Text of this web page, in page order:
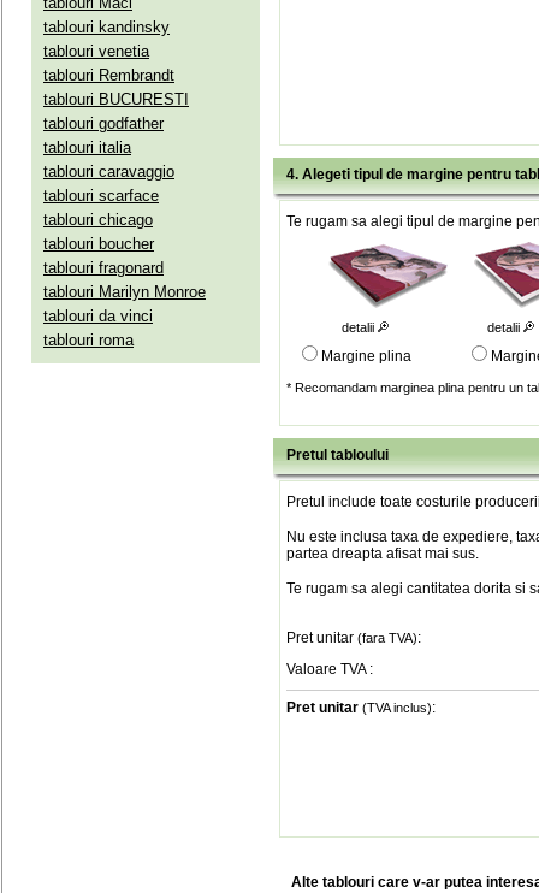
tablouri kandinsky
tablouri venetia
tablouri Rembrandt
tablouri BUCURESTI
tablouri godfather
tablouri italia
tablouri caravaggio
tablouri scarface
tablouri chicago
tablouri boucher
tablouri fragonard
tablouri Marilyn Monroe
tablouri da vinci
tablouri roma
4. Alegeti tipul de margine pentru
Te rugam sa alegi tipul de margine
detalii detalii
Margine plina
* Recomandam marginea plina pentru un
Pretul tabloului
Pretul include toate costurile
Nu este inclusa taxa de expediere,
partea dreapta afisat mai sus.
Te rugam sa alegi cantitatea dorita si
Pret unitar (fara TVA):
Valoare TVA :
Pret unitar (TVA inclus):
Alte tablouri care v-ar putea